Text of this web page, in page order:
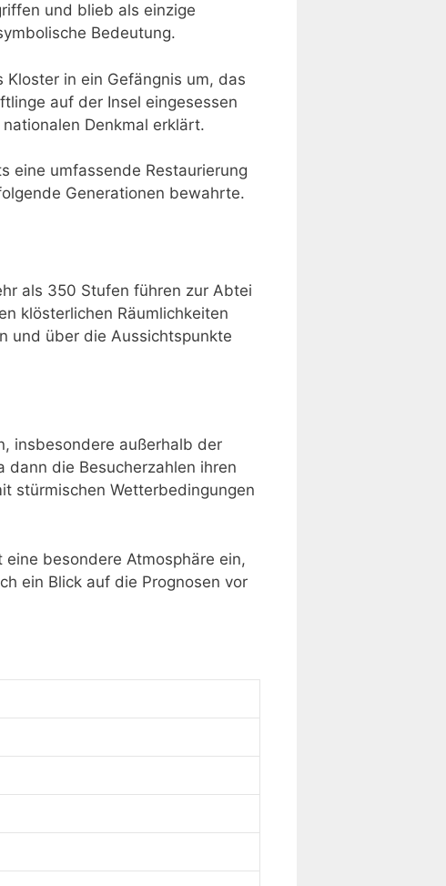
und blieb als einzige
Bedeutung.
in ein Gefängnis um, das
auf der Insel eingesessen
Denkmal erklärt.
eine umfassende Restaurierung
Generationen bewahrte.
als 350 Stufen führen zur Abtei
klösterlichen Räumlichkeiten
und über die Aussichtspunkte
insbesondere außerhalb der
die Besucherzahlen ihren
stürmischen Wetterbedingungen
besondere Atmosphäre ein,
ein Blick auf die Prognosen vor